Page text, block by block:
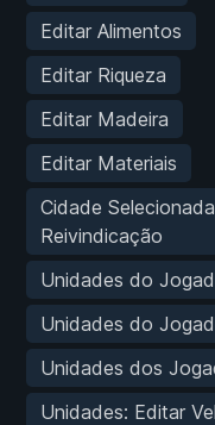
Editar Alimentos
Editar Riqueza
Editar Madeira
Editar Materiais
Cidade
Reivindicação
Unidades do
Unidades do
Unidades dos
Unidades: Editar